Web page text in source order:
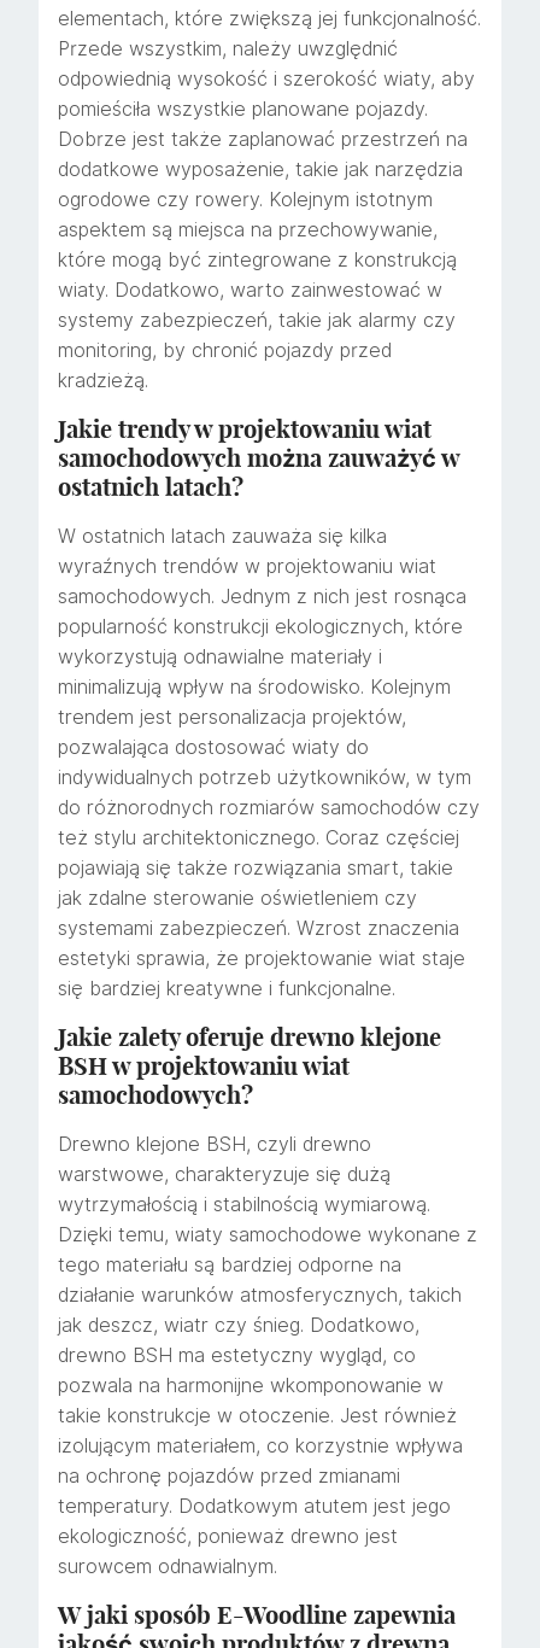
elementach, które zwiększą jej funkcjonalność.
Przede wszystkim, należy uwzględnić
odpowiednią wysokość i szerokość wiaty, aby
pomieściła wszystkie planowane pojazdy.
Dobrze jest także zaplanować przestrzeń na
dodatkowe wyposażenie, takie jak narzędzia
ogrodowe czy rowery. Kolejnym istotnym
aspektem są miejsca na przechowywanie,
które mogą być zintegrowane z konstrukcją
wiaty. Dodatkowo, warto zainwestować w
systemy zabezpieczeń, takie jak alarmy czy
monitoring, by chronić pojazdy przed
kradzieżą.
Jakie trendy w projektowaniu wiat
samochodowych można zauważyć w
ostatnich latach?
W ostatnich latach zauważa się kilka
wyraźnych trendów w projektowaniu wiat
samochodowych. Jednym z nich jest rosnąca
popularność konstrukcji ekologicznych, które
wykorzystują odnawialne materiały i
minimalizują wpływ na środowisko. Kolejnym
trendem jest personalizacja projektów,
pozwalająca dostosować wiaty do
indywidualnych potrzeb użytkowników, w tym
do różnorodnych rozmiarów samochodów czy
też stylu architektonicznego. Coraz częściej
pojawiają się także rozwiązania smart, takie
jak zdalne sterowanie oświetleniem czy
systemami zabezpieczeń. Wzrost znaczenia
estetyki sprawia, że projektowanie wiat staje
się bardziej kreatywne i funkcjonalne.
Jakie zalety oferuje drewno klejone
BSH w projektowaniu wiat
samochodowych?
Drewno klejone BSH, czyli drewno
warstwowe, charakteryzuje się dużą
wytrzymałością i stabilnością wymiarową.
Dzięki temu, wiaty samochodowe wykonane z
tego materiału są bardziej odporne na
działanie warunków atmosferycznych, takich
jak deszcz, wiatr czy śnieg. Dodatkowo,
drewno BSH ma estetyczny wygląd, co
pozwala na harmonijne wkomponowanie w
takie konstrukcje w otoczenie. Jest również
izolującym materiałem, co korzystnie wpływa
na ochronę pojazdów przed zmianami
temperatury. Dodatkowym atutem jest jego
ekologiczność, ponieważ drewno jest
surowcem odnawialnym.
W jaki sposób E-Woodline zapewnia